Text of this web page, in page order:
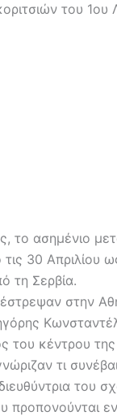
του 1ου
το ασημένιο
τις 30
τη Σερβία.
στην
του κέντρου
τι
του
προπονούνται